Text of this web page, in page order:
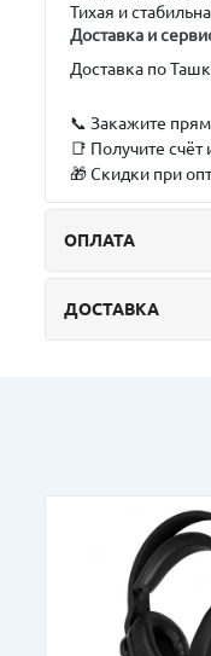
Тихая и
Доставка и
Доставка по
📞 Закажите
📑 Получите
🎁 Скидки при
ОПЛАТА
ДОСТАВКА